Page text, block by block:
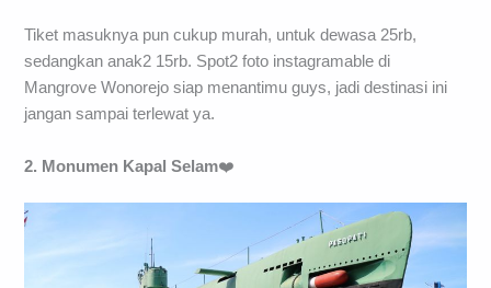
Tiket masuknya pun cukup murah, untuk dewasa 25rb,
sedangkan anak2 15rb. Spot2 foto instagramable di
Mangrove Wonorejo siap menantimu guys, jadi destinasi ini
jangan sampai terlewat ya.
2. Monumen Kapal Selam❤️